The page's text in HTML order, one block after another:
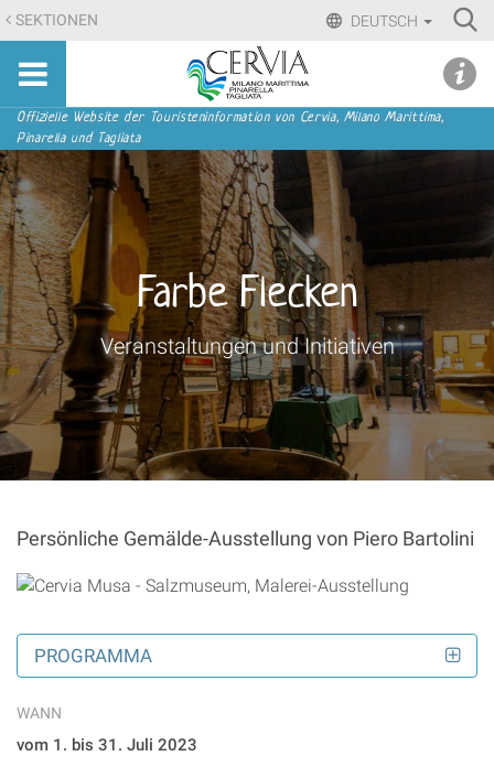
Direkt
zum
Inhalt
Direkt
zur
Navigation
DEUTSCH
SEKTIONEN
Sito
turistico
ufficiale
Cervia,
Milano
Marittima,
Pinarella,
Tagliata
Sektionen
Offizielle Website der Touristeninformation von Cervia, Milano Marittima,
Pinarella und Tagliata
Farbe Flecken
Veranstaltungen und Initiativen
Persönliche Gemälde-Ausstellung von Piero Bartolini
PROGRAMMA
WANN
vom 1. bis 31. Juli 2023
menu